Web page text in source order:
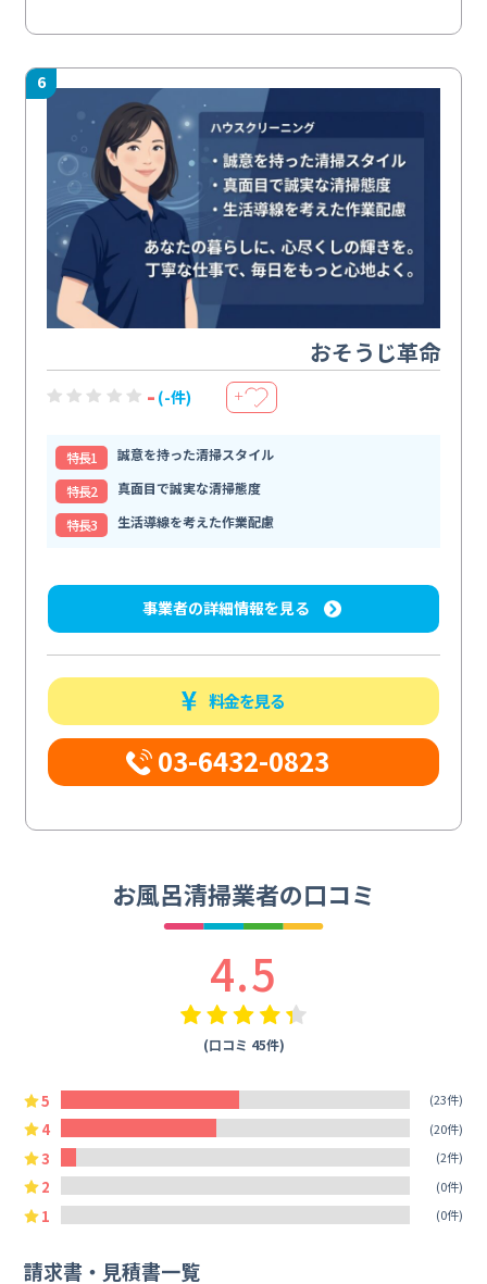
6
おそうじ革命
- (-件) ＋
特⻑1
誠意を持った清掃スタイル
特⻑2
真面目で誠実な清掃態度
特⻑3
生活導線を考えた作業配慮
事業者の詳細情報を見る
料金を見る
03-6432-0823
お風呂清掃業者の口コミ
4.5
(口コミ 45件)
5 (23件)
4 (20件)
3 (2件)
2 (0件)
1 (0件)
請求書・見積書一覧